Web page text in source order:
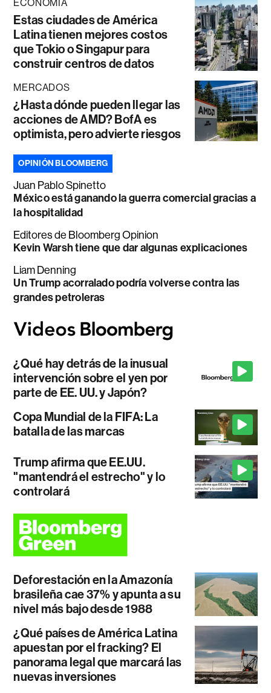
ECONOMÍA
Estas ciudades de América
Latina tienen mejores costos
que Tokio o Singapur para
construir centros de datos
MERCADOS
¿Hasta dónde pueden llegar las
acciones de AMD? BofA es
optimista, pero advierte riesgos
OPINIÓN BLOOMBERG
Juan Pablo Spinetto
México está ganando la guerra comercial gracias a
la hospitalidad
Editores de Bloomberg Opinion
Kevin Warsh tiene que dar algunas explicaciones
Liam Denning
Un Trump acorralado podría volverse contra las
grandes petroleras
¿Qué hay detrás de la inusual
intervención sobre el yen por
parte de EE. UU. y Japón?
Copa Mundial de la FIFA: La
batalla de las marcas
Trump afirma que EE.UU.
"mantendrá el estrecho" y lo
controlará
Deforestación en la Amazonía
brasileña cae 37% y apunta a su
nivel más bajo desde 1988
¿Qué países de América Latina
apuestan por el fracking? El
panorama legal que marcará las
nuevas inversiones